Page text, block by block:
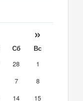
»
Сб
Вс
28
1
7
8
14
15